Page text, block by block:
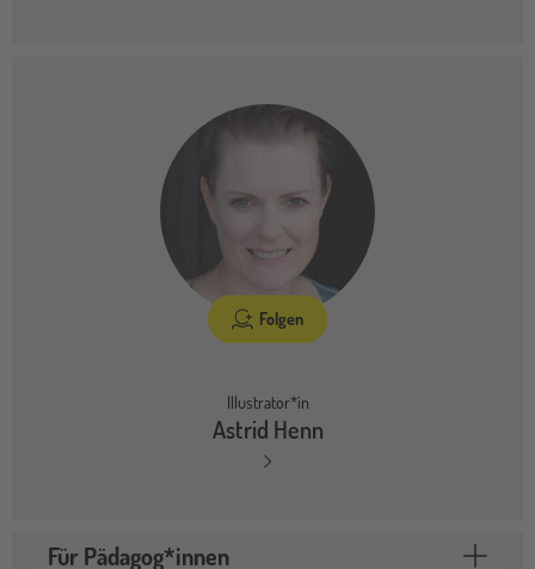
Folgen
Illustrator*in
Astrid Henn
Für Pädagog*innen